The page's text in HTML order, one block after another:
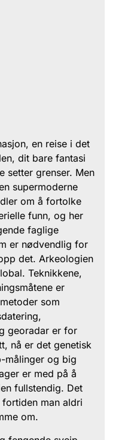
en reise i det
dit bare fantasi
setter grenser. Men
supermoderne
om å fortolke
funn, og her
faglige
er nødvendlig for
det. Arkeologien
Teknikkene,
er
som
georadar er for
nå er det genetisk
målinger og big
er med på å
fullstendig. Det
man aldri
om.